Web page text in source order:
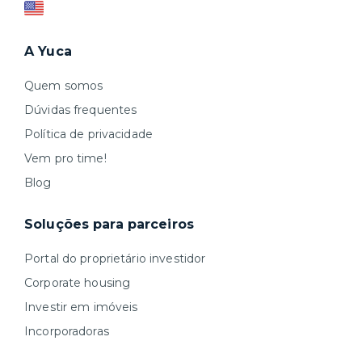
A Yuca
Quem somos
Dúvidas frequentes
Política de privacidade
Vem pro time!
Blog
Soluções para parceiros
Portal do proprietário investidor
Corporate housing
Investir em imóveis
Incorporadoras